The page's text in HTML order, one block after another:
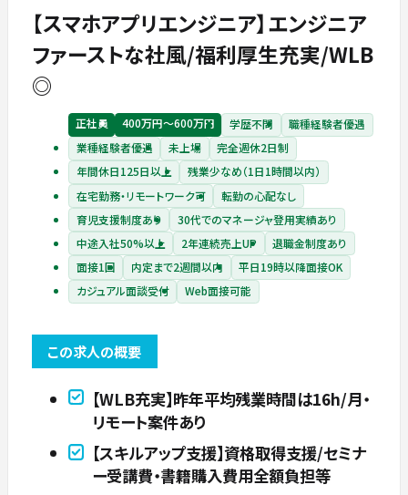
【スマホアプリエンジニア】エンジニア
ファーストな社風/福利厚生充実/WLB
◎
正社員 400万円〜600万円 学歴不問
職種経験者優遇
業種経験者優遇
未上場
完全週休2日制
年間休日125日以上
残業少なめ（1日1時間以内）
在宅勤務・リモートワーク可
転勤の心配なし
育児支援制度あり
30代でのマネージャ登用実績あり
中途入社50%以上
2年連続売上UP
退職金制度あり
面接1回
内定まで2週間以内
平日19時以降面接OK
カジュアル面談受付
Web面接可能
この求人の概要
【WLB充実】昨年平均残業時間は16h/月・
リモート案件あり
【スキルアップ支援】資格取得支援/セミナ
ー受講費・書籍購入費用全額負担等